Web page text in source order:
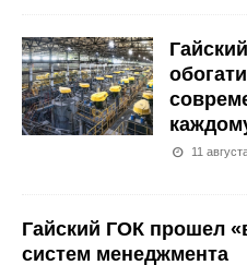
11
Гайский ГОК прошел
систем менеджмента